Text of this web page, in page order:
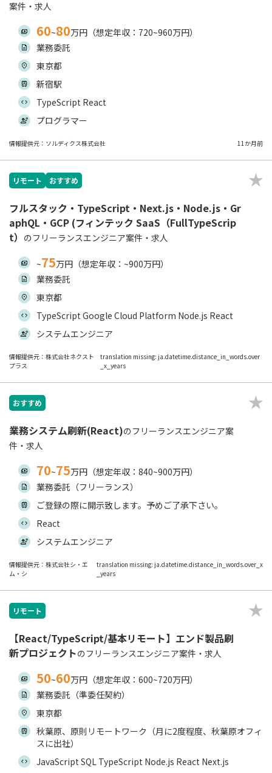
案件・求人
60~80万円（想定年収：720~960万円）
業務委託
東京都
新宿駅
TypeScript React
プログラマー
情報提供元：ソルディクス株式会社 11か月前
リモート おすすめ
フルスタック・TypeScript・Next.js・Node.js・Gr
aphQL・GCP (フィンテック SaaS（FullTypeScrip
t） のフリーランスエンジニア案件・求人
~75万円（想定年収：~900万円）
業務委託
東京都
TypeScript Google Cloud Platform Node.js React
システムエンジニア
情報提供元：株式会社ネクスト
プラス
translation missing: ja.datetime.distance_in_words.over
_x_years
おすすめ
業務システム刷新(React)のフリーランスエンジニア案
件・求人
70~75万円（想定年収：840~900万円）
業務委託（フリーランス）
ご登録の際に開示致します。予めご了承下さい。
React
システムエンジニア
情報提供元：株式会社シ・エ
ム・シ
translation missing: ja.datetime.distance_in_words.over_x
_years
リモート
【React/TypeScript/基本リモート】エンド製品刷
新プロジェクトのフリーランスエンジニア案件・求人
50~60万円（想定年収：600~720万円）
業務委託（準委任契約）
東京都
秋葉原、原則リモートワーク（月に2度程度、秋葉原オフィ
スに出社）
JavaScript SQL TypeScript Node.js React Next.js